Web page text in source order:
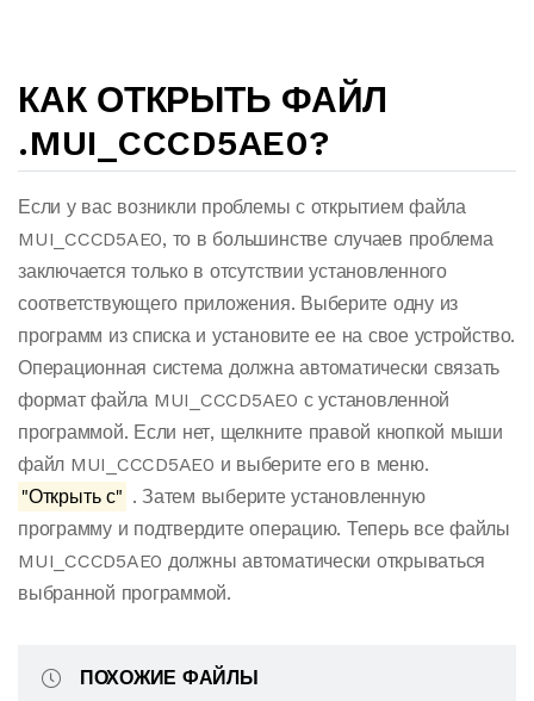
КАК ОТКРЫТЬ ФАЙЛ
.MUI_CCCD5AE0?
Если у вас возникли проблемы с открытием файла
MUI_CCCD5AE0, то в большинстве случаев проблема
заключается только в отсутствии установленного
соответствующего приложения. Выберите одну из
программ из списка и установите ее на свое устройство.
Операционная система должна автоматически связать
формат файла MUI_CCCD5AE0 с установленной
программой. Если нет, щелкните правой кнопкой мыши
файл MUI_CCCD5AE0 и выберите его в меню.
"Открыть с" . Затем выберите установленную
программу и подтвердите операцию. Теперь все файлы
MUI_CCCD5AE0 должны автоматически открываться
выбранной программой.
ПОХОЖИЕ ФАЙЛЫ